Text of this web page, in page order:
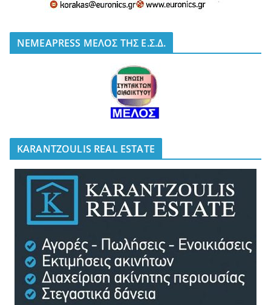
NEMEAPRESS ΜΕΛΟΣ ΤΗΣ Ε.Σ.Δ.
KARANTZOULIS REAL ESTATE